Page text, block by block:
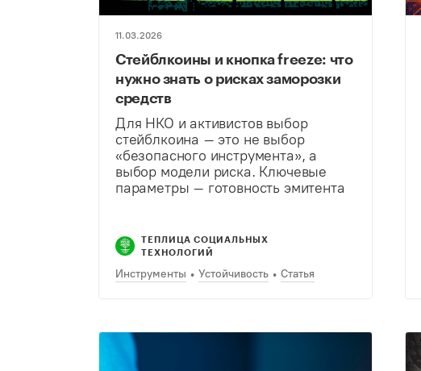
11.03.2026
Стейблкоины и кнопка freeze: что
нужно знать о рисках заморозки
средств
Для НКО и активистов выбор
стейблкоина – это не выбор
«безопасного инструмента», а
выбор модели риска. Ключевые
параметры – готовность эмитента
зависимости от США/ЕС.
ТЕПЛИЦА СОЦИАЛЬНЫХ
ТЕХНОЛОГИЙ
Инструменты Устойчивость Статья